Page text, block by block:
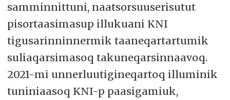
samminnittuni, naatsorsuuserisutut
pisortaasimasup illukuani KNI
tigusarinninnermik taaneqartartumik
suliaqarsimasoq takuneqarsinnaavoq.
2021-mi unnerluutigineqartoq illuminik
tuniniaasoq KNI-p paasigamiuk,